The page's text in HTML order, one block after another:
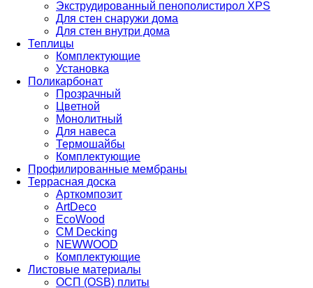
Экструдированный пенополистирол XPS
Для стен снаружи дома
Для стен внутри дома
Теплицы
Комплектующие
Установка
Поликарбонат
Прозрачный
Цветной
Монолитный
Для навеса
Термошайбы
Комплектующие
Профилированные мембраны
Террасная доска
Арткомпозит
ArtDeco
EcoWood
CM Decking
NEWWOOD
Комплектующие
Листовые материалы
ОСП (OSB) плиты